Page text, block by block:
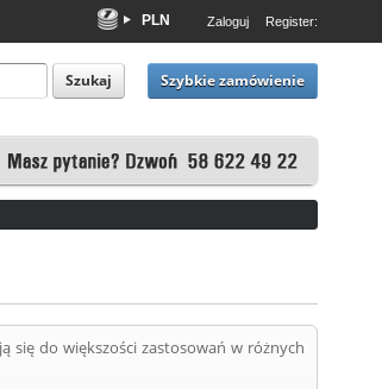
PLN
EUR
USD
Zaloguj Register:
Szukaj Szybkie zamówienie
się do większości zastosowań w różnych